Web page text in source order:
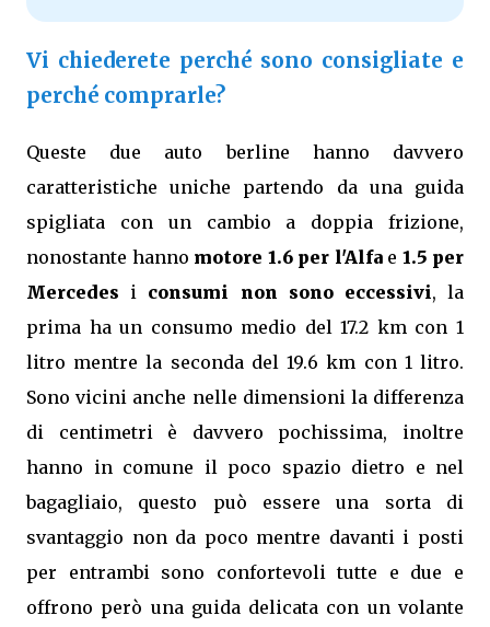
Vi chiederete perché sono consigliate e
perché comprarle?
Queste due auto berline hanno davvero
caratteristiche uniche partendo da una guida
spigliata con un cambio a doppia frizione,
nonostante hanno motore 1.6 per l'Alfae 1.5 per
Mercedes i consumi non sono eccessivi, la
prima ha un consumo medio del 17.2 km con 1
litro mentre la seconda del 19.6 km con 1 litro.
Sono vicini anche nelle dimensioni la differenza
di centimetri è davvero pochissima, inoltre
hanno in comune il poco spazio dietro e nel
bagagliaio, questo può essere una sorta di
svantaggio non da poco mentre davanti i posti
per entrambi sono confortevoli tutte e due e
offrono però una guida delicata con un volante